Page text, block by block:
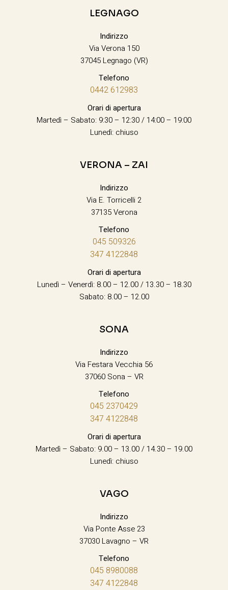
LEGNAGO
Indirizzo
Via Verona 150
37045 Legnago (VR)
Telefono
0442 612983
Orari di apertura
Martedì – Sabato: 9:30 – 12:30 / 14:00 – 19:00
Lunedì: chiuso
VERONA – ZAI
Indirizzo
Via E. Torricelli 2
37135 Verona
Telefono
045 509326
347 4122848
Orari di apertura
Lunedì – Venerdì: 8.00 – 12.00 / 13.30 – 18.30
Sabato: 8.00 – 12.00
SONA
Indirizzo
Via Festara Vecchia 56
37060 Sona – VR
Telefono
045 2370429
347 4122848
Orari di apertura
Martedì – Sabato: 9.00 – 13.00 / 14.30 – 19.00
Lunedì: chiuso
VAGO
Indirizzo
Via Ponte Asse 23
37030 Lavagno – VR
Telefono
045 8980088
347 4122848